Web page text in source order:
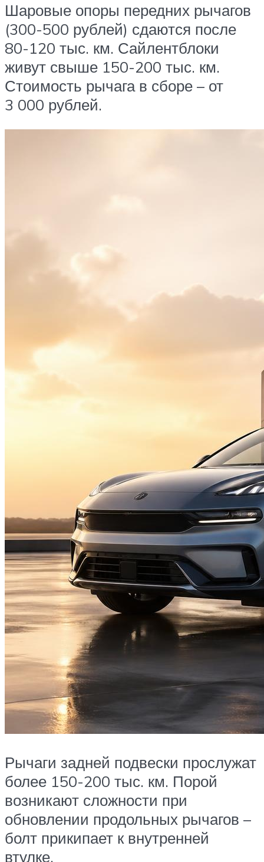
Шаровые опоры передних рычагов
(300-500 рублей) сдаются после
80-120 тыс. км. Сайлентблоки
живут свыше 150-200 тыс. км.
Стоимость рычага в сборе – от
3 000 рублей.
Рычаги задней подвески прослужат
более 150-200 тыс. км. Порой
возникают сложности при
обновлении продольных рычагов –
болт прикипает к внутренней
втулке.